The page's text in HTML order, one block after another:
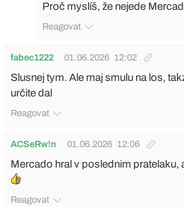
Proč myslíš, že nejede
Reagovat
fabec1222 01.06.2026 12:02
Slusnej tym. Ale maj smulu na los,
určite dal
Reagovat
ACSeRw!n 01.06.2026 12:06
Mercado hral v poslednim pratelaku,
Reagovat